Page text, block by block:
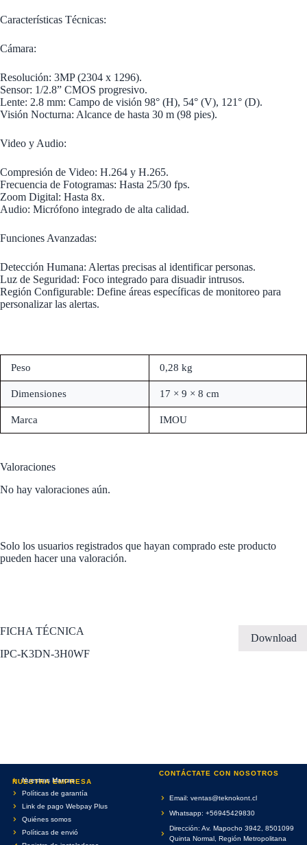
Características Técnicas:
Cámara:
Resolución: 3MP (2304 x 1296).
Sensor: 1/2.8” CMOS progresivo.
Lente: 2.8 mm: Campo de visión 98° (H), 54° (V), 121° (D).
Visión Nocturna: Alcance de hasta 30 m (98 pies).
Video y Audio:
Compresión de Video: H.264 y H.265.
Frecuencia de Fotogramas: Hasta 25/30 fps.
Zoom Digital: Hasta 8x.
Audio: Micrófono integrado de alta calidad.
Funciones Avanzadas:
Detección Humana: Alertas precisas al identificar personas.
Luz de Seguridad: Foco integrado para disuadir intrusos.
Región Configurable: Define áreas específicas de monitoreo para
personalizar las alertas.
Peso 0,28 kg
Dimensiones 17 × 9 × 8 cm
Marca IMOU
Valoraciones
No hay valoraciones aún.
Solo los usuarios registrados que hayan comprado este producto
pueden hacer una valoración.
FICHA TÉCNICA
Download
IPC-K3DN-3H0WF
NUESTRA EMPRESA
Nuestras Marcas
Políticas de garantía
Link de pago Webpay Plus
Quiénes somos
Políticas de envió
CONTÁCTATE CON NOSOTROS
Email: ventas@teknokont.cl
Whatsapp: +56945429830
Dirección: Av. Mapocho 3942, 8501099
Quinta Normal, Región Metropolitana